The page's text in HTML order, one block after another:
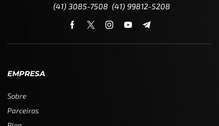
(41) 3085-7508 (41) 99812-5208
EMPRESA
Sobre
Parceiros